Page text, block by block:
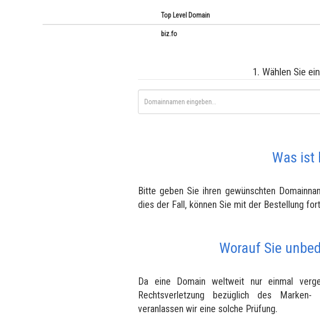
Top Level Domain
biz.fo
1. Wählen Sie
Was ist
Bitte geben Sie ihren gewünschten
dies der Fall, können Sie mit der Bestellung
Worauf Sie
Da eine Domain weltweit nur einmal
Rechtsverletzung bezüglich des
veranlassen wir eine solche Prüfung.